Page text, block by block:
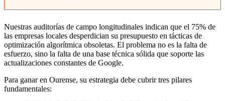
Nuestras auditorías de campo longitudinales indican que el 75% de
las empresas locales desperdician su presupuesto en tácticas de
optimización algorítmica obsoletas. El problema no es la falta de
esfuerzo, sino la falta de una base técnica sólida que soporte las
actualizaciones constantes de Google.
Para ganar en Ourense, su estrategia debe cubrir tres pilares
fundamentales: